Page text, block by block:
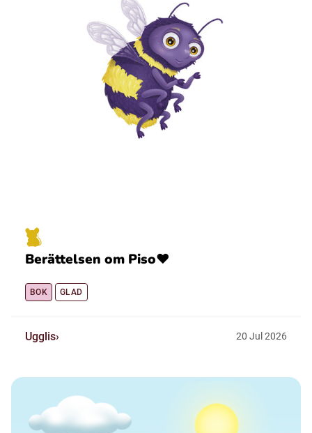
Berättelsen om Piso❤️
BOK GLAD
Ugglis 20 Jul 2026